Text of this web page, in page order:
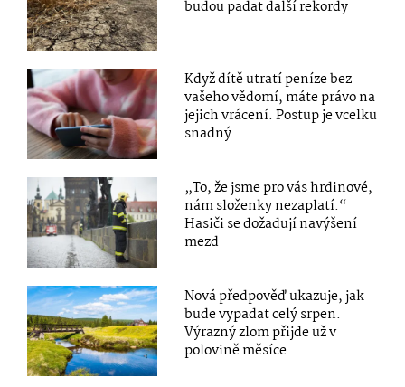
budou padat další rekordy
Když dítě utratí peníze bez
vašeho vědomí, máte právo na
jejich vrácení. Postup je vcelku
snadný
„To, že jsme pro vás hrdinové,
nám složenky nezaplatí.“
Hasiči se dožadují navýšení
mezd
Nová předpověď ukazuje, jak
bude vypadat celý srpen.
Výrazný zlom přijde už v
polovině měsíce